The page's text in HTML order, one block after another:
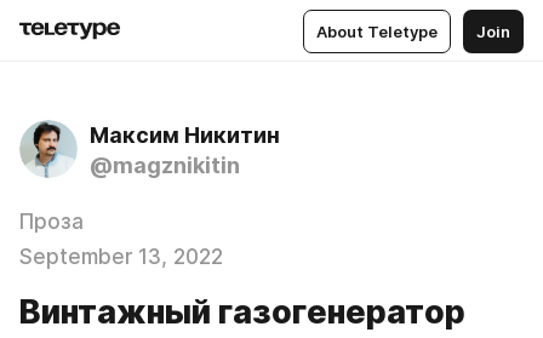
About Teletype Join
Максим Никитин
@magznikitin
Проза
September 13, 2022
Винтажный газогенератор